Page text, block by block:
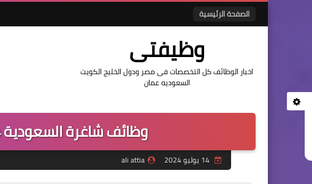
الصفحة الرئيسية
وظيفتى
اخبار الوظائف كل التخصصات فى مصر ودول الخليج الكويت
السعوديه عمان
وظائف شاغرة السعودية 2024 التقديم للجنسين
14 يوليو 2024 ali attia